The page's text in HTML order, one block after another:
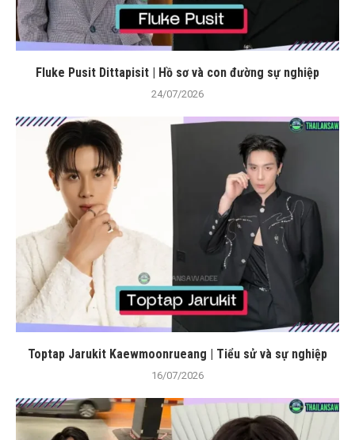
Fluke Pusit Dittapisit | Hồ sơ và con đường sự nghiệp
24/07/2026
Toptap Jarukit Kaewmoonrueang | Tiểu sử và sự nghiệp
16/07/2026